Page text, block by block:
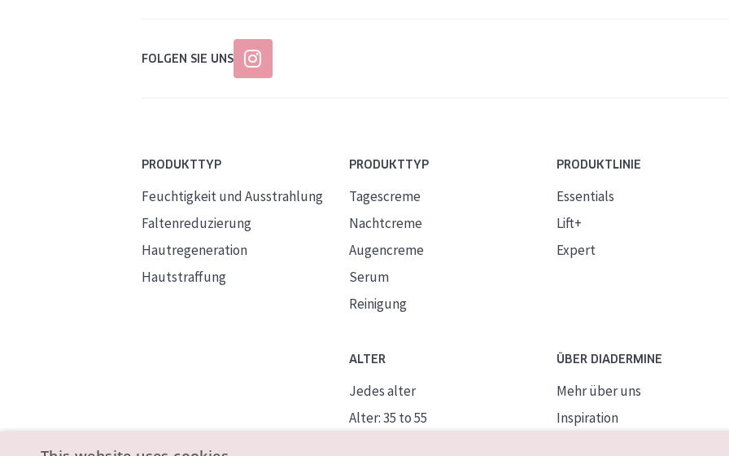
FOLGEN SIE UNS
PRODUKTTYP
Feuchtigkeit und Ausstrahlung
Faltenreduzierung
Hautregeneration
Hautstraffung
PRODUKTTYP
Tagescreme
Nachtcreme
Augencreme
Serum
Reinigung
PRODUKTLINIE
Essentials
Lift+
Expert
ALTER
Jedes alter
Alter: 35 to 55
ÜBER DIADERMINE
Mehr über uns
Inspiration